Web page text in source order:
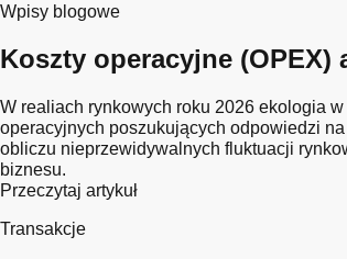
Wpisy blogowe
Koszty operacyjne
W realiach rynkowych roku 2026 ekologia
operacyjnych poszukujących odpowiedzi
obliczu nieprzewidywalnych fluktuacji
biznesu.
Przeczytaj artykuł
Transakcje